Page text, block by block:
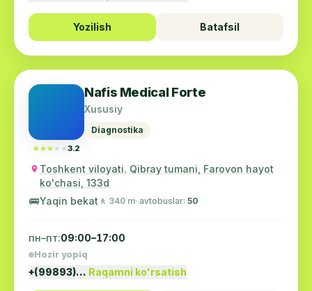
Yozilish Batafsil
★★★★★
★★★★★3.2
Nafis Medical Forte
Xususiy
Diagnostika
Toshkent viloyati. Qibray tumani, Farovon hayot
ko'chasi, 133d
🚌Yaqin bekat 🚶 340 m· avtobuslar: 50
пн–пт:09:00–17:00
Hozir yopiq
+(99893)… Raqamni ko'rsatish